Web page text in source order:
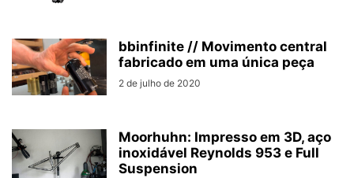
bbinfinite // Movimento central
fabricado em uma única peça
2 de julho de 2020
Moorhuhn: Impresso em 3D, aço
inoxidável Reynolds 953 e Full
Suspension